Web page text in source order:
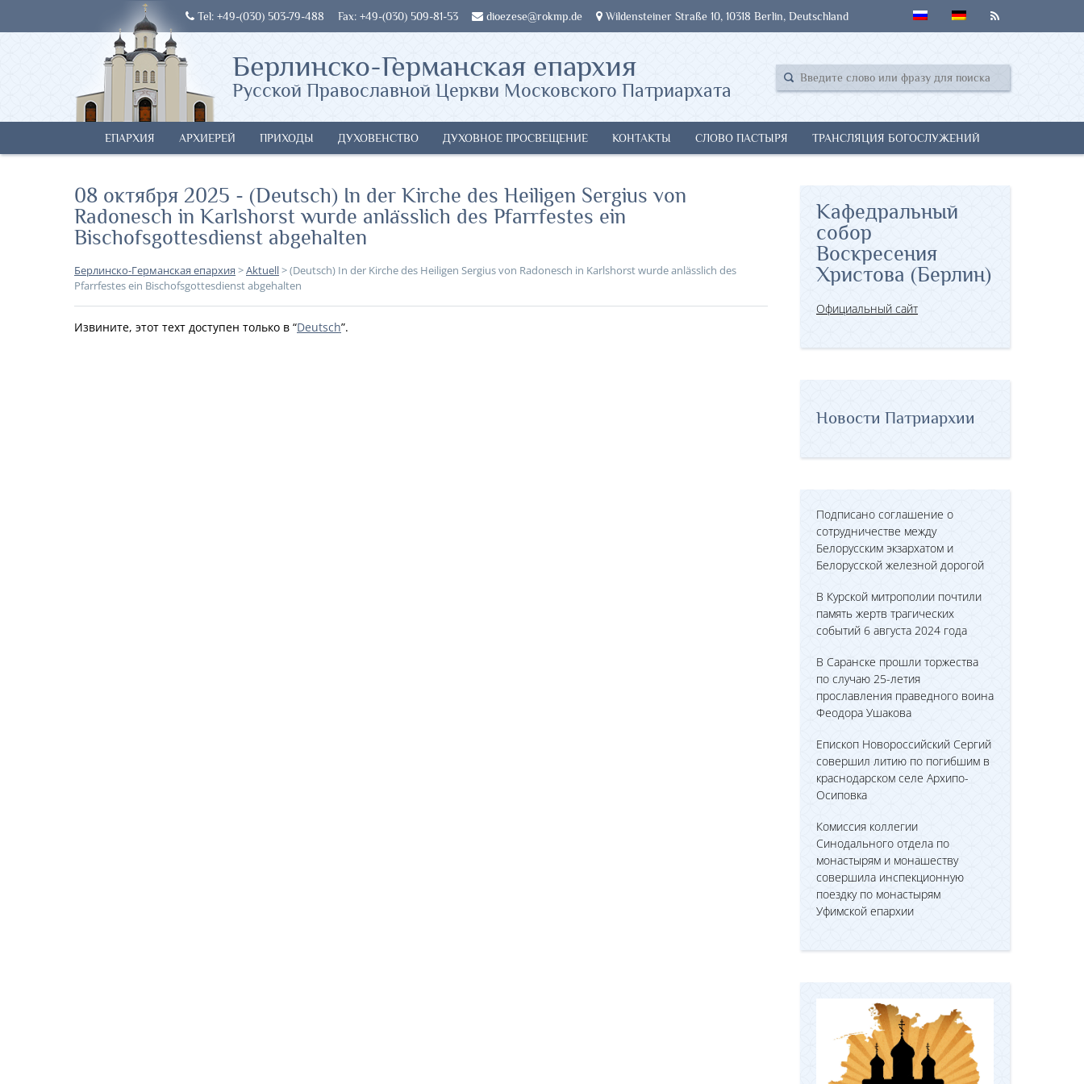
Tel: +49-(030) 503-79-488 Fax: +49-(030) 509-81-53 dioezese@rokmp.de Wildensteiner Straße 10, 10318 Berlin, Deutschland
Берлинско-Германская епархия
Русской Православной Церкви Московского Патриархата
ЕПАРХИЯ АРХИЕРЕЙ ПРИХОДЫ ДУХОВЕНСТВО ДУХОВНОЕ ПРОСВЕЩЕНИЕ КОНТАКТЫ СЛОВО ПАСТЫРЯ ТРАНСЛЯЦИЯ БОГОСЛУЖЕНИЙ
08 октября 2025 - (Deutsch) In der Kirche des Heiligen Sergius von
Radonesch in Karlshorst wurde anlässlich des Pfarrfestes ein
Bischofsgottesdienst abgehalten
Берлинско-Германская епархия >Aktuell>(Deutsch) In der Kirche des Heiligen Sergius von Radonesch in Karlshorst wurde anlässlich des
Pfarrfestes ein Bischofsgottesdienst abgehalten
Извините, этот техт доступен только в “Deutsch”.
Кафедральный
собор
Воскресения
Христова (Берлин)
Официальный сайт
Новости Патриархии
Подписано соглашение о
сотрудничестве между
Белорусским экзархатом и
Белорусской железной дорогой
В Курской митрополии почтили
память жертв трагических
событий 6 августа 2024 года
В Саранске прошли торжества
по случаю 25-летия
прославления праведного воина
Феодора Ушакова
Епископ Новороссийский Сергий
совершил литию по погибшим в
краснодарском селе Архипо-
Осиповка
Комиссия коллегии
Синодального отдела по
монастырям и монашеству
совершила инспекционную
поездку по монастырям
Уфимской епархии